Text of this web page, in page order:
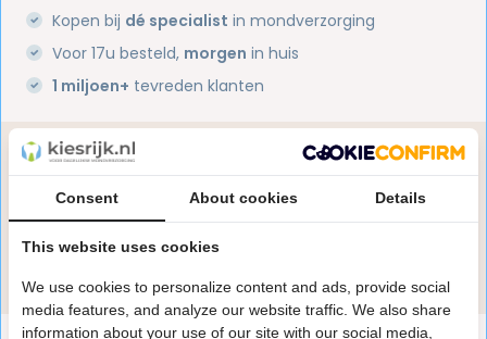
Kopen bij dé specialist in mondverzorging
Voor 17u besteld, morgen in huis
1 miljoen+ tevreden klanten
Heb je een vraag over dit product?
Onze specialisten helpen je graag! Spreek ons aan
in de chat of stuur een e-mail.
Consent About cookies Details
This website uses cookies
We use cookies to personalize content and ads, provide social
media features, and analyze our website traffic. We also share
information about your use of our site with our social media,